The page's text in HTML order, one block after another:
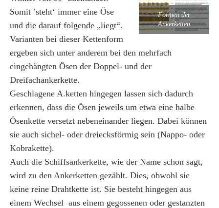
Formen der
Ankerketten
Somit ’steht‘ immer eine Öse
und die darauf folgende „liegt“.
Varianten bei dieser Kettenform
ergeben sich unter anderem bei den mehrfach
eingehängten Ösen der Doppel- und der
Dreifachankerkette.
Geschlagene A.ketten hingegen lassen sich dadurch
erkennen, dass die Ösen jeweils um etwa eine halbe
Ösenkette versetzt nebeneinander liegen. Dabei können
sie auch sichel- oder dreiecksförmig sein (Nappo- oder
Kobrakette).
Auch die Schiffsankerkette, wie der Name schon sagt,
wird zu den Ankerketten gezählt. Dies, obwohl sie
keine reine Drahtkette ist. Sie besteht hingegen aus
einem Wechsel aus einem gegossenen oder gestanzten